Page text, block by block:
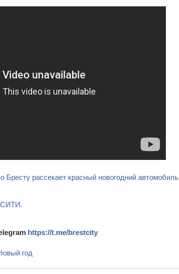
Бресту рассекает красный новогодний
.
https://t.me/brestcity
год